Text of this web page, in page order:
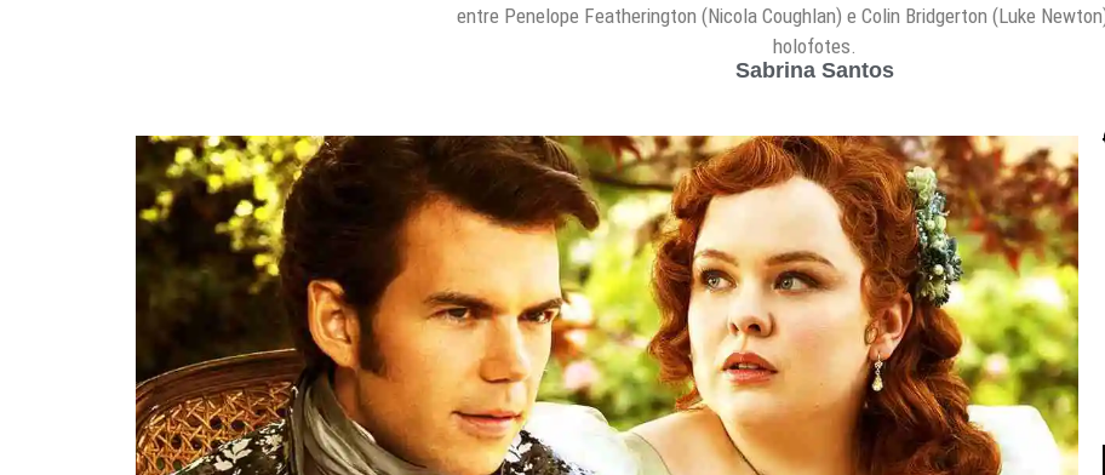
entre Penelope Featherington (Nicola Coughlan) e Colin Bridgerton (Luke
holofotes.
Sabrina Santos